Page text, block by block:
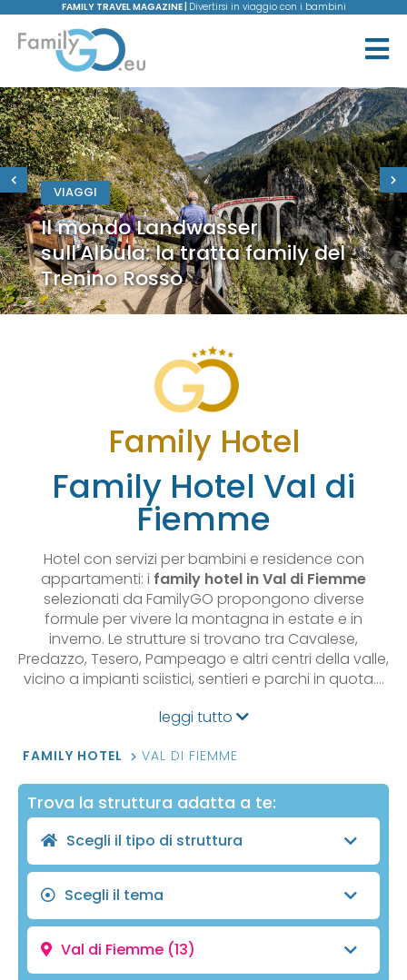
FAMILY TRAVEL MAGAZINE | Divertirsi in viaggio con i bambini
VIAGGI
Il mondo Landwasser
sull'Albula: la tratta family del
Trenino Rosso
Family Hotel
Family Hotel Val di
Fiemme
Hotel con servizi per bambini e residence con
appartamenti: i family hotel in Val di Fiemme
selezionati da FamilyGO propongono diverse
formule per vivere la montagna in estate e in
inverno. Le strutture si trovano tra Cavalese,
Predazzo, Tesero, Pampeago e altri centri della valle,
vicino a impianti sciistici, sentieri e parchi in quota.…
leggi tutto
FAMILY HOTEL VAL DI FIEMME
Trova la struttura adatta a te:
Scegli il tipo di struttura
Scegli il tema
Val di Fiemme (13)